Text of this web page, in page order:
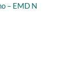
– EMD N